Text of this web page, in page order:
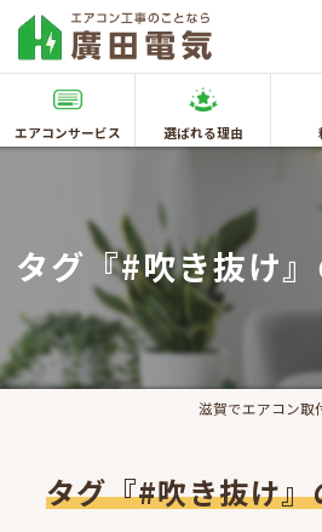
エアコンサービス 選ばれる理由
タグ『#吹き抜け
滋賀でエアコン取
タグ『#吹き抜け